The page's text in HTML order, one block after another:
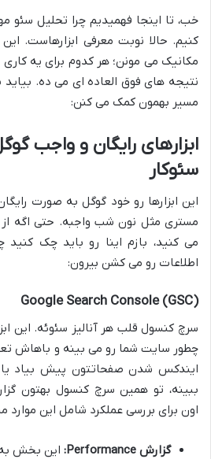
خب، تا اینجا فهمیدیم چرا تحلیل سئو
کنیم. حالا نوبت معرفی ابزارهاست. این
مکانیک می مونن؛ هر کدوم برای یه
نتیجه های فوق العاده ای می ده. بیاید
مسیر بهمون کمک می کنن:
ابزارهای رایگان و واجب
سئوکار
این ابزارها رو خود گوگل به صورت
مستری مثل نون شب واجبه. حتی اگه از
می کنید، بازم اینا رو باید چک
اطلاعات رو می کشن بیرون:
Google Search Console (GSC)
سرچ کنسول قلب هر آنالیز سئوئه. این
چطور سایت شما رو می بینه و باهاش
ایندکس شدن صفحاتتون پیش بیاد
ببینه، تو همین سرچ کنسول بهتون
اون برای بررسی عملکرد شامل این موارد
گزارش Performance:
این بخش